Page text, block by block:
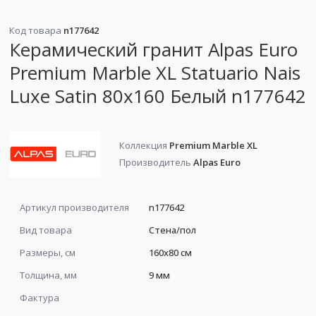
Код товара n177642
Керамический гранит Alpas Euro
Premium Marble XL Statuario Nais
Luxe Satin 80x160 Белый n177642
Коллекция Premium Marble XL
Производитель Alpas Euro
Артикул производителя
n177642
Вид товара
Стена/пол
Размеры, см
160x80 см
Толщина, мм
9 мм
Фактура